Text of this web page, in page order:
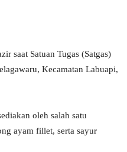
saat Satuan Tugas (Satgas)
Kecamatan Labuapi,
oleh salah satu
ayam fillet, serta sayur